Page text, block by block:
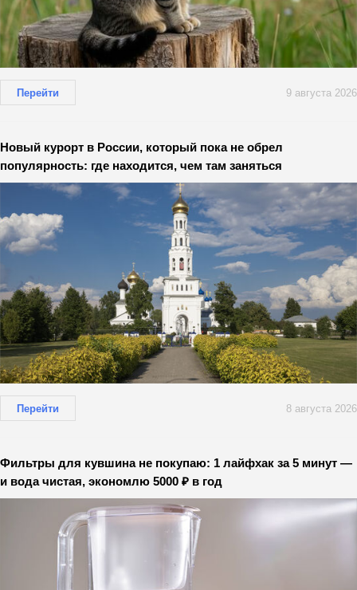
Перейти 9 августа 2026
Новый курорт в России, который пока не обрел
популярность: где находится, чем там заняться
Перейти 8 августа 2026
Фильтры для кувшина не покупаю: 1 лайфхак за 5 минут —
и вода чистая, экономлю 5000 ₽ в год